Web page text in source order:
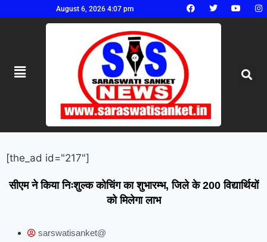
August 6, 2026 4:07 pm
[the_ad id="217"]
सीएम ने किया निःशुल्क कोचिंग का शुभारम्भ, जिले के 200 विद्यार्थियों
को मिलेगा लाभ
sarswatisanket@